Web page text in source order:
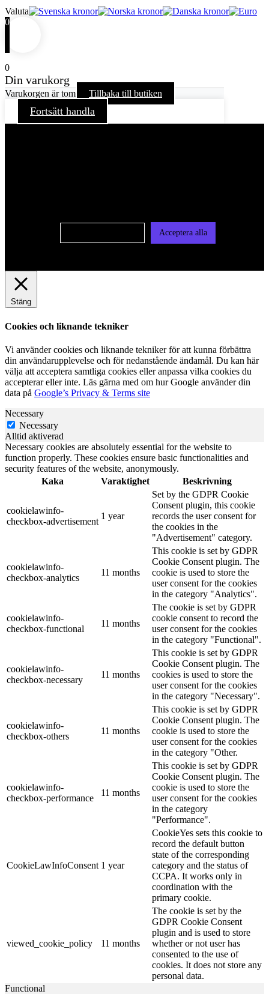
Valuta
0
0
Din varukorg
Varukorgen är tom Tillbaka till butiken
Fortsätt handla
Acceptera alla
Stäng
Cookies och liknande tekniker
Vi använder cookies och liknande tekniker för att kunna förbättra
din användarupplevelse och för nedanstående ändamål. Du kan här
välja att acceptera samtliga cookies eller anpassa vilka cookies du
accepterar eller inte. Läs gärna med om hur Google använder din
data på Google’s Privacy & Terms site
Necessary
Necessary
Alltid aktiverad
Necessary cookies are absolutely essential for the website to
function properly. These cookies ensure basic functionalities and
security features of the website, anonymously.
Kaka
Varaktighet Beskrivning
cookielawinfo-
checkbox-advertisement
1 year
Set by the GDPR Cookie
Consent plugin, this cookie
records the user consent for
the cookies in the
"Advertisement" category.
cookielawinfo-
checkbox-analytics
11 months
This cookie is set by GDPR
Cookie Consent plugin. The
cookie is used to store the
user consent for the cookies
in the category "Analytics".
cookielawinfo-
checkbox-functional
11 months
The cookie is set by GDPR
cookie consent to record the
user consent for the cookies
in the category "Functional".
cookielawinfo-
checkbox-necessary
11 months
This cookie is set by GDPR
Cookie Consent plugin. The
cookies is used to store the
user consent for the cookies
in the category "Necessary".
cookielawinfo-
checkbox-others
11 months
This cookie is set by GDPR
Cookie Consent plugin. The
cookie is used to store the
user consent for the cookies
in the category "Other.
cookielawinfo-
checkbox-performance
11 months
This cookie is set by GDPR
Cookie Consent plugin. The
cookie is used to store the
user consent for the cookies
in the category
"Performance".
CookieLawInfoConsent 1 year
CookieYes sets this cookie to
record the default button
state of the corresponding
category and the status of
CCPA. It works only in
coordination with the
primary cookie.
viewed_cookie_policy 11 months
The cookie is set by the
GDPR Cookie Consent
plugin and is used to store
whether or not user has
consented to the use of
cookies. It does not store any
personal data.
Functional